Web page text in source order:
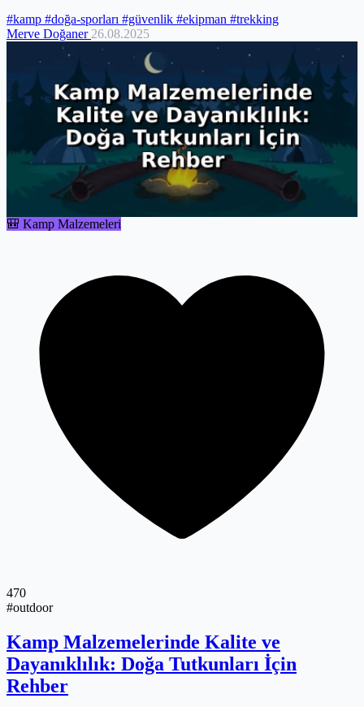
#kamp #doğa-sporları #güvenlik #ekipman #trekking
Merve Doğaner 26.08.2025
🎒 Kamp Malzemeleri
470
#outdoor
Kamp Malzemelerinde Kalite ve
Dayanıklılık: Doğa Tutkunları İçin
Rehber